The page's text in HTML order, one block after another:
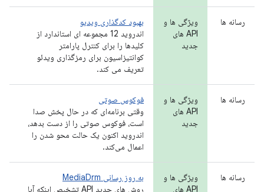
رسانه ها
ویژگی ها و
API های
جدید
بهبود کدگذاری ویدیو
اندروید 12 مجموعه ای استاندارد از
کلیدها را برای کنترل پارامتر
کوانتیزاسیون برای رمزگذاری ویدئو
تعریف می کند.
رسانه ها
ویژگی ها و
API های
جدید
فوکوس صوتی
وقتی برنامه‌ای که در حال پخش صدا
است، فوکوس صوتی را از دست بدهد،
اندروید اکنون یک حالت محو شدن را
اعمال می‌کند.
رسانه ها
ویژگی ها و
API های
به روز رسانی MediaDrm
روش های جدید API تشخیص اینکه آیا